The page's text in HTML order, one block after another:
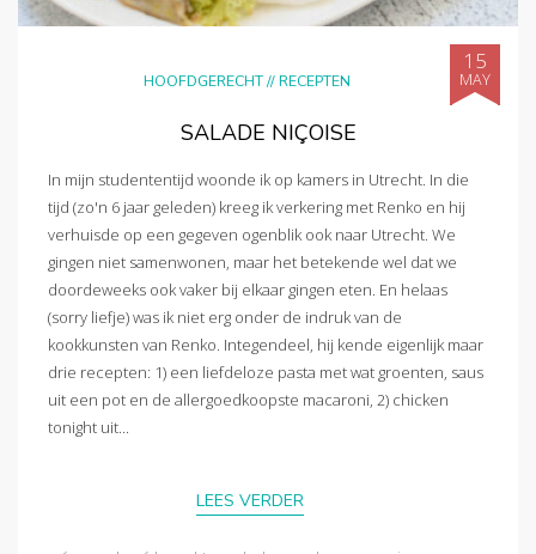
HOOFDGERECHT//RECEPTEN
15
MAY
SALADE NIÇOISE
In mijn studententijd woonde ik op kamers in Utrecht. In die
tijd (zo'n 6 jaar geleden) kreeg ik verkering met Renko en hij
verhuisde op een gegeven ogenblik ook naar Utrecht. We
gingen niet samenwonen, maar het betekende wel dat we
doordeweeks ook vaker bij elkaar gingen eten. En helaas
(sorry liefje) was ik niet erg onder de indruk van de
kookkunsten van Renko. Integendeel, hij kende eigenlijk maar
drie recepten: 1) een liefdeloze pasta met wat groenten, saus
uit een pot en de allergoedkoopste macaroni, 2) chicken
tonight uit...
LEES VERDER